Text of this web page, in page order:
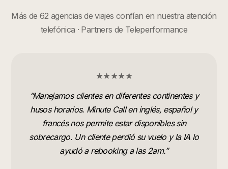
Más de 62 agencias de viajes confían en nuestra atención
telefónica · Partners de Teleperformance
★★★★★
“Manejamos clientes en diferentes continentes y
husos horarios. Minute Call en inglés, español y
francés nos permite estar disponibles sin
sobrecargo. Un cliente perdió su vuelo y la IA lo
ayudó a rebooking a las 2am.”